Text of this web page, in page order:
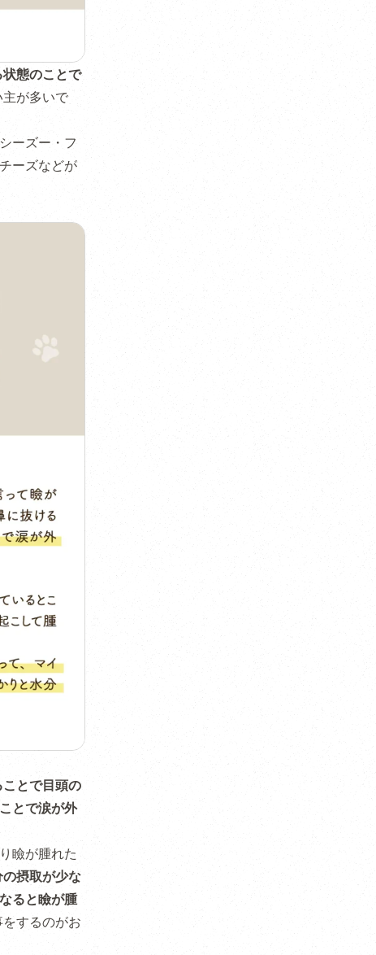
態のことで
が多いで
ーズー・フ
ーズなどが
とで目頭の
とで涙が外
瞼が腫れた
の摂取が少な
ると瞼が腫
するのがお